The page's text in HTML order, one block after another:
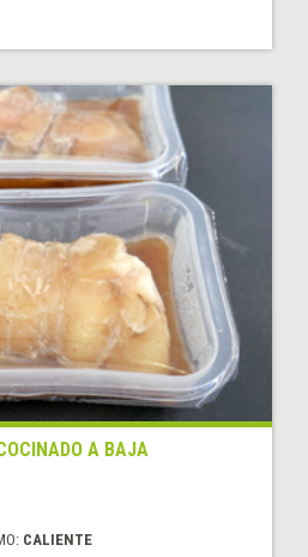
A BAJA
CALIENTE